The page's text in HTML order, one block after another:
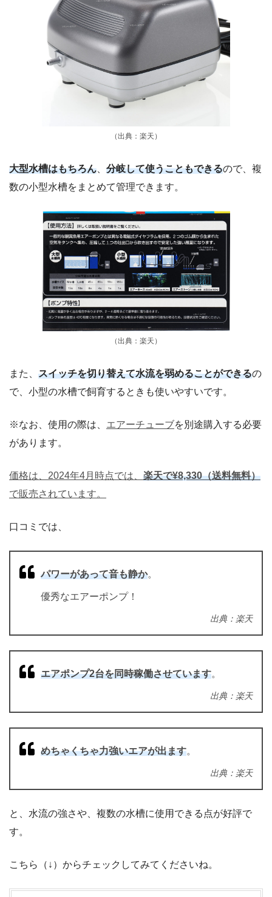
（出典：楽天）
大型水槽はもちろん 分岐して使うこともできるので、複
数の小型水槽をまとめて管理できます。
（出典：楽天）
また、 スイッチを切り替えて水流を弱めることができるの
で、小型の水槽で飼育するときも使いやすいです。
※なお、使用の際は、 エアーチューブを別途購入する必要
があります。
価格は、2024年4月時点では、 楽天で¥8,330（送料無料）
で販売されています。
口コミでは、
パワーがあって音も静か。
優秀なエアーポンプ！
出典：楽天
エアポンプ2台を同時稼働させています。
出典：楽天
めちゃくちゃ力強いエアが出ます。
出典：楽天
と、水流の強さや、複数の水槽に使用できる点が好評で
す。
こちら（↓）からチェックしてみてくださいね。